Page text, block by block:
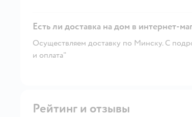
Есть ли доставка на дом в интернет-
Осуществляем доставку по Минску. С
и оплата"
Рейтинг и отзывы